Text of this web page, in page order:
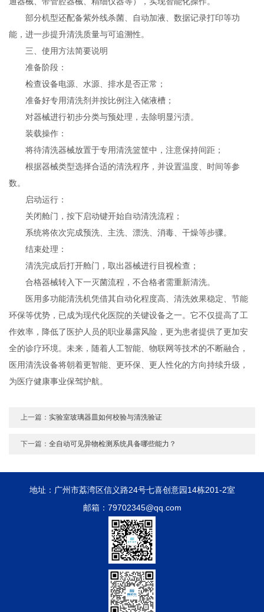
部分机型还配备紫外线杀菌、自动加液、数据记录打印等功
能，进一步提升清洗质量与可追溯性。
三、使用方法简要说明
准备阶段：
检查设备电源、水源、排水是否正常；
准备好专用清洗剂并按比例注入储液槽；
对器械进行初步分类与预处理，去除明显污渍。
装载操作：
将待清洗器械放置于专用清洗篮筐中，注意保持间距；
根据器械类型选择合适的清洗程序，并设置温度、时间等参
数。
启动运行：
关闭舱门，按下启动键开始自动清洗流程；
系统将依次完成预洗、主洗、漂洗、消毒、干燥等步骤。
结束处理：
清洗完成后打开舱门，取出器械进行目视检查；
合格器械转入下一灭菌流程，不合格者需重新清洗。
医用多功能清洗机凭借其自动化程度高、清洗效果稳定、节能
环保等优势，已成为现代化医院的关键设备之一。它不仅提高了工
作效率，降低了医护人员的职业暴露风险，更为患者提供了更加安
全的诊疗环境。未来，随着人工智能、物联网等技术的不断融合，
医用清洗设备将朝着更智能、更环保、更人性化的方向持续升级，
为医疗健康事业保驾护航。
上一篇：实验室玻璃器皿如何校验与清洗验证
下一篇：全自动可见异物检测系统具备哪些能力？
地址：广州市荔湾区信义路24号七喜创意园14栋201-2室
邮箱：79702345@qq.com